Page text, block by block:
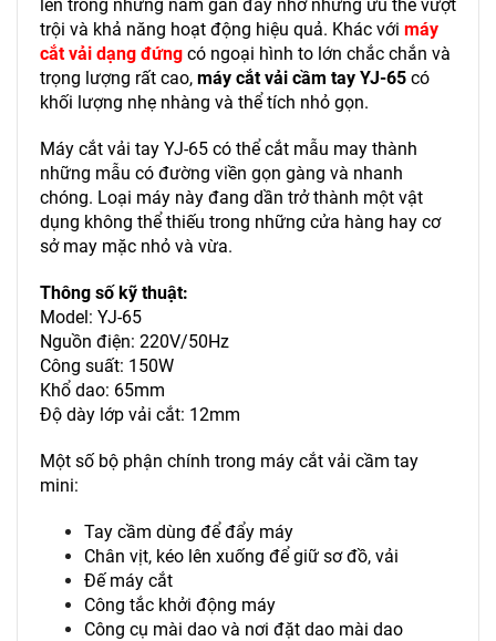
lên trong những năm gần đây nhờ những ưu thế vượt
trội và khả năng hoạt động hiệu quả. Khác với máy
cắt vải dạng đứng có ngoại hình to lớn chắc chắn và
trọng lượng rất cao, máy cắt vải cầm tay YJ-65 có
khối lượng nhẹ nhàng và thể tích nhỏ gọn.
Máy cắt vải tay YJ-65 có thể cắt mẫu may thành
những mẫu có đường viền gọn gàng và nhanh
chóng. Loại máy này đang dần trở thành một vật
dụng không thể thiếu trong những cửa hàng hay cơ
sở may mặc nhỏ và vừa.
Thông số kỹ thuật:
Model: YJ-65
Nguồn điện: 220V/50Hz
Công suất: 150W
Khổ dao: 65mm
Độ dày lớp vải cắt: 12mm
Một số bộ phận chính trong máy cắt vải cầm tay
mini:
Tay cầm dùng để đẩy máy
Chân vịt, kéo lên xuống để giữ sơ đồ, vải
Đế máy cắt
Công tắc khởi động máy
Công cụ mài dao và nơi đặt dao mài dao